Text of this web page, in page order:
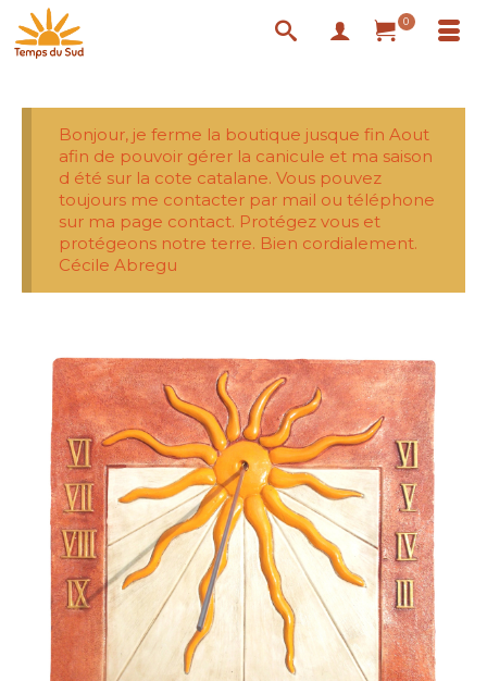
0
Bonjour, je ferme la boutique jusque fin Aout
afin de pouvoir gérer la canicule et ma saison
d été sur la cote catalane. Vous pouvez
toujours me contacter par mail ou téléphone
sur ma page contact. Protégez vous et
protégeons notre terre. Bien cordialement.
Cécile Abregu